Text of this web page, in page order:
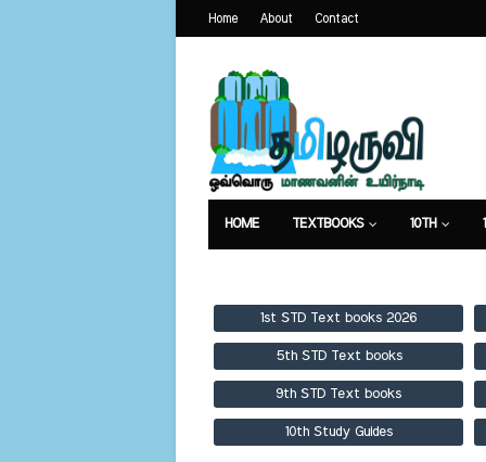
Home About Contact
HOME TEXTBOOKS 10TH
1st STD Text books 2026
5th STD Text books
9th STD Text books
10th Study Guides